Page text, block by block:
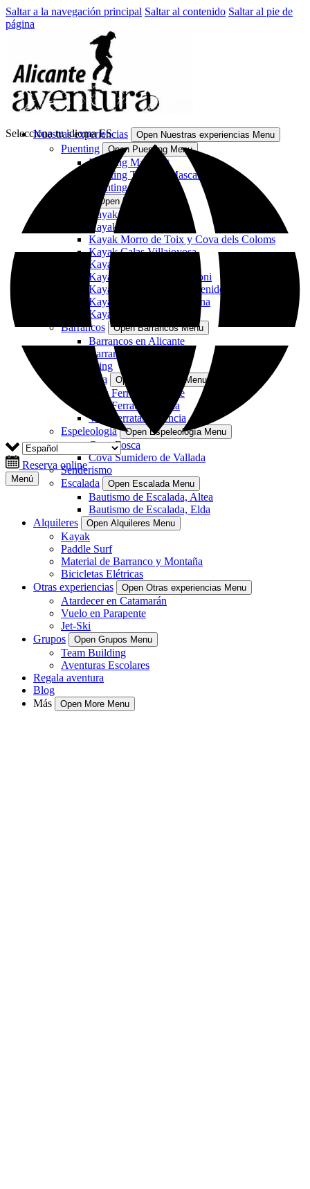
Saltar a la navegación principal Saltar al contenido Saltar al pie de
página
Nuestras experiencias Open Nuestras experiencias Menu
Puenting Open Puenting Menu
Puenting Mascarat
Puénting Tándem Mascarat
Puenting Alcoy
Open Kayak Menu
Kayak Cala Granadella
Kayak Cova Tallada
Kayak Morro de Toix y Cova dels Coloms
Kayak Calas Villajoyosa
Kayak Moraira
Kayak Cabo de Sant Antoni
Kayak de Villajoyosa a Benidorm: El Aguiló
Kayak bajo la luz de la luna
Kayak con perros
Barrancos
Open Barrancos Menu
Barrancos en Alicante
Barrancos en Valencia
Coasteering
Vía ferrata
Open Vía ferrata Menu
Vías Ferratas Alicante
Vías Ferratas Murcia
Vías Ferratas Valencia
Espeleología
Open Espeleología Menu
Cova Fosca
Cova Sumidero de Vallada
Senderismo
Escalada
Open Escalada Menu
Bautismo de Escalada, Altea
Bautismo de Escalada, Elda
Alquileres
Open Alquileres Menu
Kayak
Paddle Surf
Material de Barranco y Montaña
Bicicletas Elétricas
Otras experiencias
Open Otras experiencias Menu
Atardecer en Catamarán
Vuelo en Parapente
Jet-Ski
Grupos
Open Grupos Menu
Team Building
Aventuras Escolares
Regala aventura
Blog
Más
Open More Menu
Selecciona tu idioma ES
Reserva online
Menú